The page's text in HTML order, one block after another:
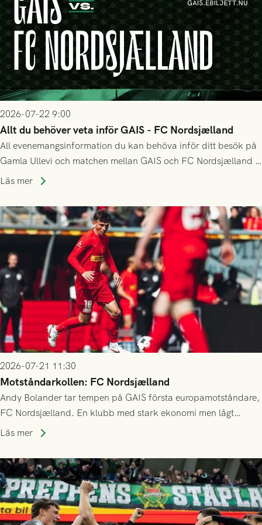
2026-07-22 9:00
Allt du behöver veta inför GAIS - FC Nordsjælland
All evenemangsinformation du kan behöva inför ditt besök på
Gamla Ullevi och matchen mellan GAIS och FC Nordsjælland i
kvalet till Conference League! Avspark kl 19.00 på torsdag
Läs mer
2026-07-21 11:30
Motståndarkollen: FC Nordsjælland
Andy Bolander tar tempen på GAIS första europamotståndare,
FC Nordsjælland. En klubb med stark ekonomi men lågt
publiksnitt, ett lag med både kollektiv styrka och individuell
Läs mer